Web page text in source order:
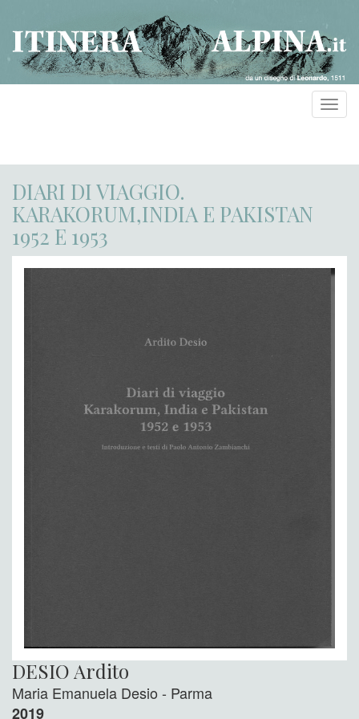
DIARI DI VIAGGIO.
KARAKORUM,INDIA E PAKISTAN
1952 E 1953
DESIO Ardito
Maria Emanuela Desio - Parma
2019